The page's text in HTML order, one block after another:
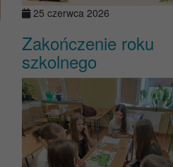
25 czerwca 2026
Zakończenie roku
szkolnego